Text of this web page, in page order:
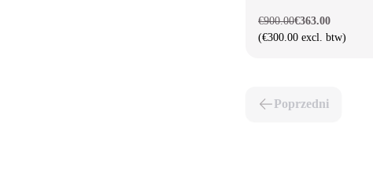
€900.00€363.00
(€300.00 excl. btw)
Poprzedni